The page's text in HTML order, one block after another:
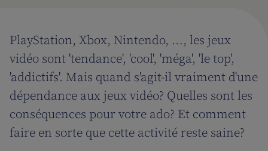
PlayStation, Xbox, Nintendo, …, les jeux
vidéo sont 'tendance', 'cool', 'méga', 'le top',
'addictifs'. Mais quand s'agit-il vraiment d'une
dépendance aux jeux vidéo? Quelles sont les
conséquences pour votre ado? Et comment
faire en sorte que cette activité reste saine?